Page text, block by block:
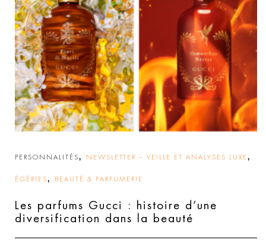
PERSONNALITÉS, NEWSLETTER – VEILLE ET ANALYSES LUXE ,
ÉGÉRIES, BEAUTÉ & PARFUMERIE
Les parfums Gucci : histoire d’une
diversification dans la beauté